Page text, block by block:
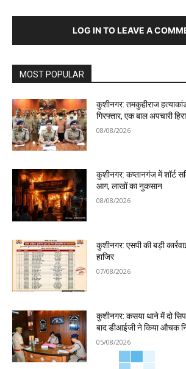
LOG IN TO LEAVE A
MOST POPULAR
कुशीनगर: तमकुहीराज
गिरफ्तार, एक बाल अपचारी
08/08/2026
कुशीनगर: कप्तानगंज में शॉर्ट
आग, लाखों का नुकसान
08/08/2026
कुशीनगर: एसपी की बड़ी
हाजिर
07/08/2026
कुशीनगर: कसया थाने में दो
बाद डीआईजी ने किया औचक
05/08/2026